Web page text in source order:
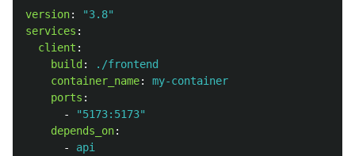
version: "3.8"
services :
client :
build :
./frontend
container_name:
my-container
ports :
-
"5173:5173"
depends_on:
-
api